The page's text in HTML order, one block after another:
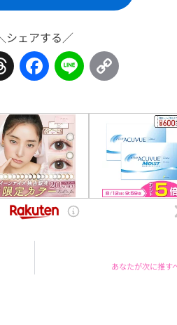
シェアする／
ThreadsFacebook
Line
あなたが次に推す